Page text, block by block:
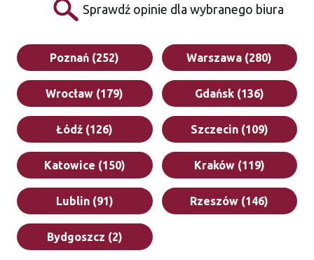
Sprawdź opinie dla wybranego biura
Poznań (252) Warszawa (280)
Wrocław (179) Gdańsk (136)
Łódź (126) Szczecin (109)
Katowice (150) Kraków (119)
Lublin (91) Rzeszów (146)
Bydgoszcz (2)